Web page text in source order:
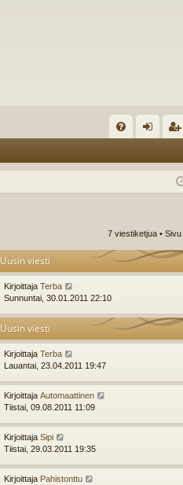
K au ist
7 viestiketjua • Sivu
Uusin viesti
Kirjoittaja Terba
Sunnuntai, 30.01.2011 22:10
Uusin viesti
Kirjoittaja Terba
Lauantai, 23.04.2011 19:47
Kirjoittaja Automaattinen
Tiistai, 09.08.2011 11:09
Kirjoittaja Sipi
Tiistai, 29.03.2011 19:35
Kirjoittaja Pahistonttu